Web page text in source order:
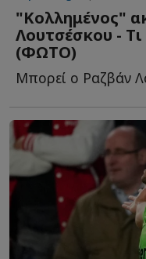
"Κολλημένος"
Λουτσέσκου -
(ΦΩΤΟ)